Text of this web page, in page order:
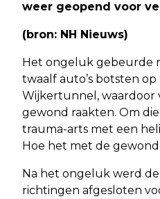
weer geopend voor
(bron: NH Nieuws)
Het ongeluk gebeurde
twaalf auto’s botsten op
Wijkertunnel, waardoor
gewond raakten. Om
trauma-arts met een
Hoe het met de
Na het ongeluk werd
richtingen afgesloten